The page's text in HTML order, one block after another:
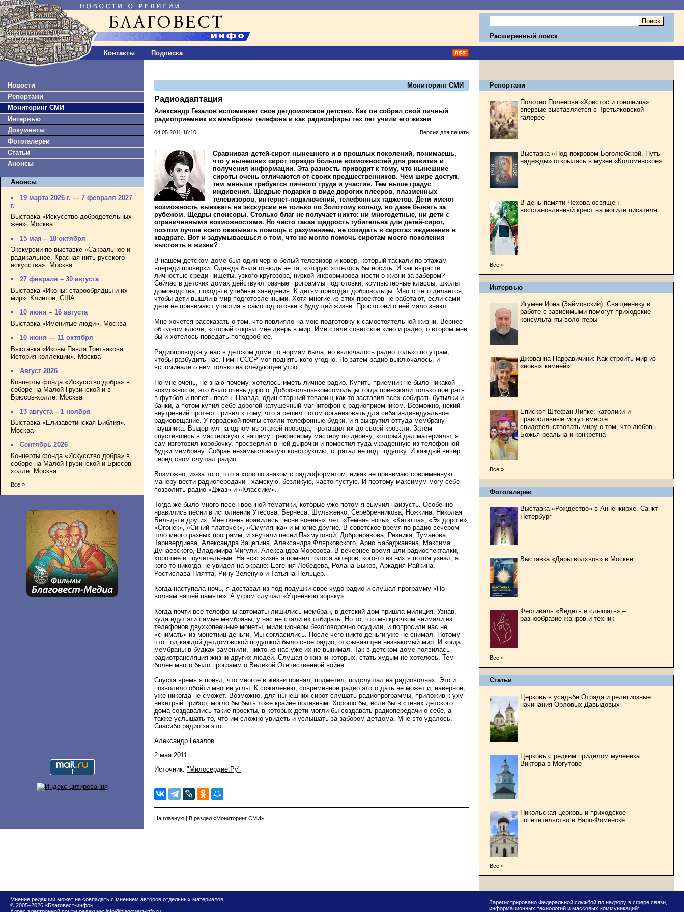
Контакты Подписка
Расширенный поиск
Новости
Репортажи
Мониторинг СМИ
Интервью
Документы
Фотогалереи
Статьи
Анонсы
Анонсы
19 марта 2026 г. — 7 февраля 2027
г.
Выставка «Искусство добродетельных
жен». Москва
15 мая – 18 октября
Экскурсии по выставке «Сакральное и
радикальное. Красная нить русского
искусства». Москва
27 февраля – 30 августа
Выставка «Иконы: старообрядцы и их
мир». Клинтон, США
10 июня – 16 августа
Выставка «Именитые люди». Москва
10 июня — 11 октября
Выставка «Иконы Павла Третьякова.
История коллекции». Москва
Август 2026
Концерты фонда «Искусство добра» в
соборе на Малой Грузинской и в
Брюсов-холле. Москва
13 августа – 1 ноября
Выставка «Елизаветинская Библия».
Москва
Сентябрь 2026
Концерты фонда «Искусство добра» в
соборе на Малой Грузинской и Брюсов-
холле. Москва
Все »
Мониторинг СМИ
Радиоадаптация
Александр Гезалов вспоминает свое детдомовское детство. Как он собрал свой личный
радиоприемник из мембраны телефона и как радиоэфиры тех лет учили его жизни
04.05.2011 16:10 Версия для печати
Сравнивая детей-сирот нынешнего и в прошлых поколений, понимаешь,
что у нынешних сирот гораздо больше возможностей для развития и
получения информации. Эта разность приводит к тому, что нынешние
сироты очень отличаются от своих предшественников. Чем шире доступ,
тем меньше требуется личного труда и участия. Тем выше градус
иждивения. Щедрые подарки в виде дорогих плееров, плазменных
телевизоров, интернет-подключений, телефонных гаджетов. Дети имеют
возможность выезжать на экскурсии не только по Золотому кольцу, но даже бывать за
рубежом. Щедры спонсоры. Столько благ не получает никто: ни многодетные, ни дети с
ограниченными возможностями. Но часто такая щедрость губительна для детей-сирот,
поэтом лучше всего оказывать помощь с разумением, не созидать в сиротах иждивения в
квадрате. Вот и задумываешься о том, что же могло помочь сиротам моего поколения
выстоять в жизни?
В нашем детском доме был один черно-белый телевизор и ковер, который таскали по этажам
впереди проверки. Одежда была отнюдь не та, которую хотелось бы носить. И как вырасти
личностью среди нищеты, узкого кругозора, низкой информированности о жизни за забором?
Сейчас в детских домах действуют разные программы подготовки, компьютерные классы, школы
домоводства, походы в учебные заведения. К детям приходят добровольцы. Много чего делается,
чтобы дети вышли в мир подготовленными. Хотя многие из этих проектов не работают, если сами
дети не принимают участия в самоподготовке к будущей жизни. Просто они о ней мало знают.
Мне хочется рассказать о том, что повлияло на мою подготовку к самостоятельной жизни. Вернее
об одном ключе, который открыл мне дверь в мир. Ими стали советское кино и радио, о втором мне
бы и хотелось поведать поподробнее.
Радиопроводка у нас в детском доме по нормам была, но включалось радио только по утрам,
чтобы разбудить нас. Гимн СССР мог поднять кого угодно. Но затем радио выключалось, и
вспоминали о нем только на следующее утро.
Но мне очень, не знаю почему, хотелось иметь личное радио. Купить приемник не было никакой
возможности, это было очень дорого. Добровольцы-комсомольцы тогда приезжали только поиграть
в футбол и попеть песен. Правда, один старший товарищ как-то заставил всех собирать бутылки и
банки, а потом купил себе дорогой катушечный магнитофон с радиоприемником. Возможно, некий
внутренний протест привел к тому, что я решил потом организовать для себя индивидуальное
радиовещание. У городской почты стояли телефонные будки, и я выкрутил оттуда мембрану
наушника. Выдернул на одном из этажей провода, протащил их до своей кровати. Затем
спустившись в мастерскую к нашему прекрасному мастеру по дереву, который дал материалы, я
сам изготовил коробочку, просверлил в ней дырочки и поместил туда украденную из телефонной
будки мембрану. Собрав незамысловатую конструкцию, спрятал ее под подушку. И каждый вечер
перед сном слушал радио.
Возможно, из-за того, что я хорошо знаком с радиоформатом, никак не принимаю современную
манеру вести радиопередачи - хамскую, безликую, часто пустую. И поэтому максимум могу себе
позволить радио «Джаз» и «Классику».
Тогда же было много песен военной тематики, которые уже потом я выучил наизусть. Особенно
нравились песни в исполнении Утесова, Бернеса, Шульженко, Серебренникова, Ножкина, Николая
Бельды и других. Мне очень нравились песни военных лет: «Темная ночь», «Катюша», «Эх дороги»,
«Огонек», «Синий платочек», «Смуглянка» и многие другие. В советское время по радио вечером
шло много разных программ, и звучали песни Пахмутовой, Добронравова, Резника, Туманова,
Таривердиева, Александра Зацепина, Александра Флярковского, Арно Бабаджаняна, Максима
Дунаевского, Владимира Мигули, Александра Морозова. В вечернее время шли радиоспекталки,
хорошие и поучительные. На всю жизнь я помнил голоса актеров, кого-то из них я потом узнал, а
кого-то никогда не увидел на экране: Евгения Лебедева, Ролана Быков, Аркадия Райкина,
Ростислава Плятта, Рину Зеленую и Татьяна Пельцер.
Когда наступала ночь, я доставал из-под подушки свое чудо-радио и слушал программу «По
волнам нашей памяти». А утром слушал «Утреннюю зорьку».
Когда почти все телефоны-автоматы лишились мембран, в детский дом пришла милиция. Узнав,
куда идут эти самые мембраны, у нас не стали их отбирать. Но то, что мы крючком внимали из
телефонов двухкопеечные монеты, милиционеры безоговорочно осудили, и попросили нас не
«снимать» из монетниц деньги. Мы согласились. После чего никто деньги уже не снимал. Потому
что под каждой детдомовской подушкой было свое радио, открывающее незнакомый мир. И когда
мембраны в будках заменили, никто из нас уже их не вынимал. Так в детском доме появилась
радиотрансляция жизни других людей. Слушая о жизни которых, стать худым не хотелось. Тем
более много было программ о Великой Отечественной войне.
Спустя время я понял, что многое в жизни принял, подметил, подслушал на радиоволнах. Это и
позволило обойти многие углы. К сожалению, современное радио этого дать не может и, наверное,
уже никогда не сможет. Возможно, для нынешних сирот слушать радиопрограммы, приложив к уху
нехитрый прибор, могло бы быть тоже крайне полезным. Хорошо бы, если бы в стенах детского
дома создавались такие проекты, в которых дети могли бы создавать радиопередачи о себе, а
также услышать то, что им сложно увидеть и услышать за забором детдома. Мне это удалось.
Спасибо радио за это.
Александр Гезалов
2 мая 2011
Источник: "Милосердие.Ру"
На главную | В раздел «Мониторинг СМИ»
Репортажи
Полотно Поленова «Христос и грешница»
впервые выставляется в Третьяковской
галерее
Выставка «Под покровом Боголюбской. Путь
надежды» открылась в музее «Коломенское»
В день памяти Чехова освящен
восстановленный крест на могиле писателя
Все »
Интервью
Игумен Иона (Займовский): Священнику в
работе с зависимыми помогут приходские
консультанты-волонтеры
Джованна Парравичини: Как строить мир из
«новых камней»
Епископ Штефан Липке: католики и
православные могут вместе
свидетельствовать миру о том, что любовь
Божья реальна и конкретна
Все »
Фотогалереи
Выставка «Рождество» в Анненкирхе. Санкт-
Петербург
Выставка «Дары волхвов» в Москве
Фестиваль «Видеть и слышать» –
разнообразие жанров и техник
Все »
Статьи
Церковь в усадьбе Отрада и религиозные
начинания Орловых-Давыдовых
Церковь с редким приделом мученика
Виктора в Могутове
Никольская церковь и приходское
попечительство в Наро-Фоминске
Все »
Мнение редакции может не совпадать с мнением авторов отдельных материалов.
© 2005–2026 «Благовест-инфо»
Зарегистрировано Федеральной службой по надзору в сфере связи,
информационных технологий и массовых коммуникаций: